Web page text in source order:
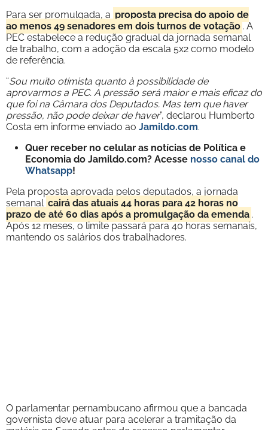
Para ser promulgada, a proposta precisa do apoio de
ao menos 49 senadores em dois turnos de votação. A
PEC estabelece a redução gradual da jornada semanal
de trabalho, com a adoção da escala 5x2 como modelo
de referência.
“Sou muito otimista quanto à possibilidade de
aprovarmos a PEC. A pressão será maior e mais eficaz do
que foi na Câmara dos Deputados. Mas tem que haver
pressão, não pode deixar de haver”, declarou Humberto
Costa em informe enviado ao Jamildo.com.
Quer receber no celular as notícias de Política e
Economia do Jamildo.com? Acesse nosso canal do
Whatsapp!
Pela proposta aprovada pelos deputados, a jornada
semanal cairá das atuais 44 horas para 42 horas no
prazo de até 60 dias após a promulgação da emenda .
Após 12 meses, o limite passará para 40 horas semanais,
mantendo os salários dos trabalhadores.
O parlamentar pernambucano afirmou que a bancada
governista deve atuar para acelerar a tramitação da